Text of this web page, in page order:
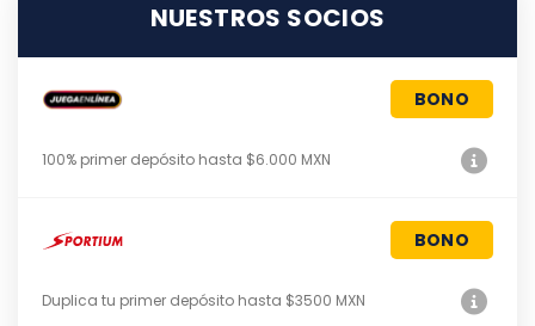
NUESTROS SOCIOS
BONO
100% primer depósito hasta $6.000 MXN
BONO
Duplica tu primer depósito hasta $3500 MXN